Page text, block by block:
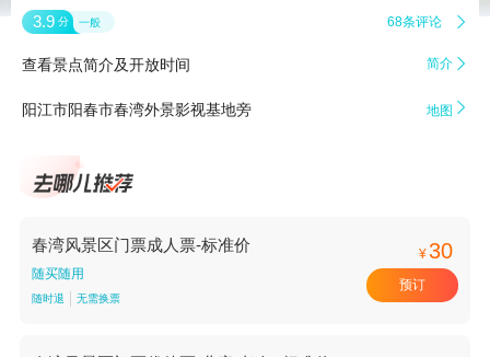
3.9 分 一般 68条评论 
查看景点简介及开放时间 简介 
阳江市阳春市春湾外景影视基地旁 地图 
春湾风景区门票成人票-标准价
随买随用
随时退 无需换票
¥30
预订